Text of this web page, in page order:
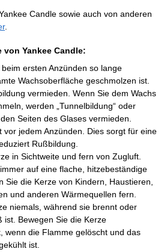
Candle sowie auch von anderen
.
Yankee Candle:
ersten Anzünden so lange
Wachsoberfläche geschmolzen ist.
vermieden. Wenn Sie dem Wachs
werden „Tunnelbildung“ oder
Seiten des Glases vermieden.
vor jedem Anzünden. Dies sorgt für eine
Rußbildung.
in Sichtweite und fern von Zugluft.
auf eine flache, hitzebeständige
Sie die Kerze von Kindern, Haustieren,
und anderen Wärmequellen fern.
niemals, während sie brennt oder
ist. Bewegen Sie die Kerze
wenn die Flamme gelöscht und das
ist.